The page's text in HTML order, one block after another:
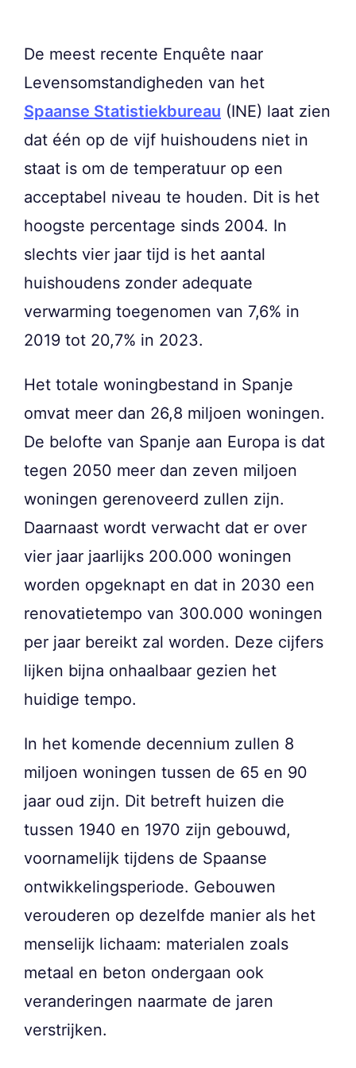
De meest recente Enquête naar
Levensomstandigheden van het
Spaanse Statistiekbureau (INE) laat zien
dat één op de vijf huishoudens niet in
staat is om de temperatuur op een
acceptabel niveau te houden. Dit is het
hoogste percentage sinds 2004. In
slechts vier jaar tijd is het aantal
huishoudens zonder adequate
verwarming toegenomen van 7,6% in
2019 tot 20,7% in 2023.
Het totale woningbestand in Spanje
omvat meer dan 26,8 miljoen woningen.
De belofte van Spanje aan Europa is dat
tegen 2050 meer dan zeven miljoen
woningen gerenoveerd zullen zijn.
Daarnaast wordt verwacht dat er over
vier jaar jaarlijks 200.000 woningen
worden opgeknapt en dat in 2030 een
renovatietempo van 300.000 woningen
per jaar bereikt zal worden. Deze cijfers
lijken bijna onhaalbaar gezien het
huidige tempo.
In het komende decennium zullen 8
miljoen woningen tussen de 65 en 90
jaar oud zijn. Dit betreft huizen die
tussen 1940 en 1970 zijn gebouwd,
voornamelijk tijdens de Spaanse
ontwikkelingsperiode. Gebouwen
verouderen op dezelfde manier als het
menselijk lichaam: materialen zoals
metaal en beton ondergaan ook
veranderingen naarmate de jaren
verstrijken.